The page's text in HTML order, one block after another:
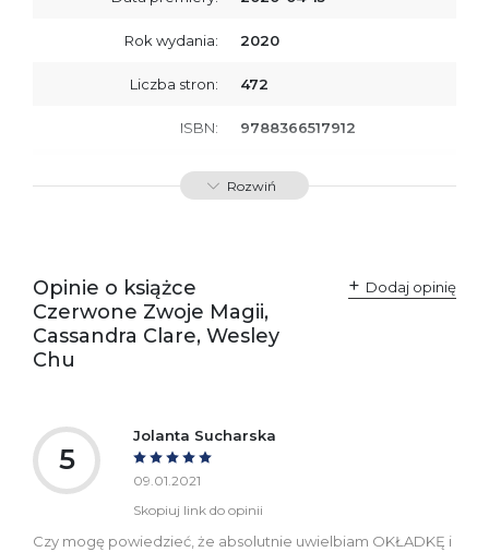
Rok wydania: 2020
Liczba stron: 472
ISBN: 9788366517912
SKU: E201241
kontakt@wydajenamsie.pl
+48 61 623 38 38
Rozwiń
Opinie o książce
Czerwone Zwoje Magii,
Cassandra Clare, Wesley
Chu
Dodaj opinię
5
Jolanta Sucharska
09.01.2021
Skopiuj link do opinii
Czy mogę powiedzieć, że absolutnie uwielbiam OKŁADKĘ i